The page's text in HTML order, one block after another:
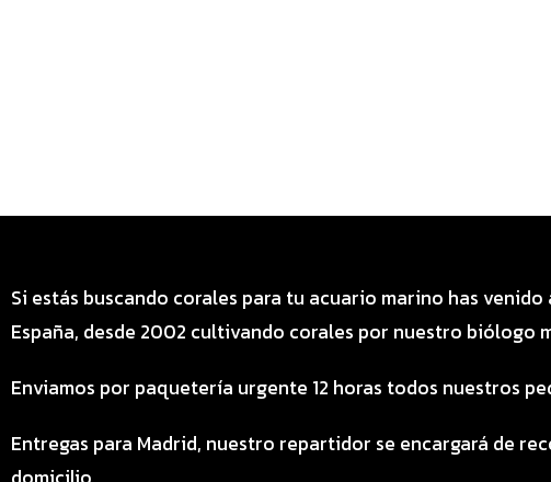
Si estás buscando corales para tu acuario marino has
España, desde 2002 cultivando corales por nuestro biólogo
Enviamos por paquetería urgente 12 horas todos nuestros
Entregas para Madrid, nuestro repartidor se encargará de